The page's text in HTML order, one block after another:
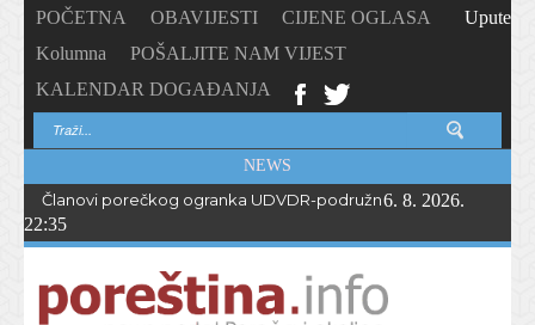
POČETNA OBAVIJESTI
CIJENE OGLASA
Kolumna
POŠALJITE NAM VIJEST
KALENDAR DOGAĐANJA
Upute
NEWS
Članovi porečkog ogranka UDVDR-podružnice Istarske
6. 8. 2026.
22:35